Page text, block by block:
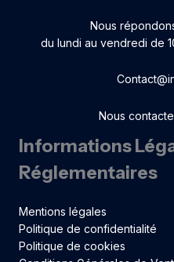
Nous
du lundi au vendredi de
Nous
Informations
Réglementaires
Mentions légales
Politique de confidentialité
Politique de cookies